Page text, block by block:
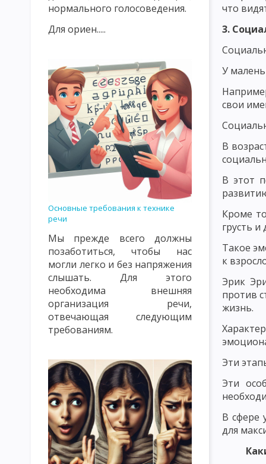
УЧЕБНЫЙ ПЛАН, УЧЕБНАЯ ПРОГРАММА, УЧЕБНАЯ
ОБЩАЯ ДИДАКТИКА И ЕЕ СОВРЕМЕННЫЕ ПРОБЛЕМЫ
МОДЕЛЬ ОБРАЗОВАТЕЛЬНОГО ПРОЦЕССА
СТИМУЛИРУЮЩЕЕ-МОТИВАЦИОННЫЙ КОМПОНЕНТ УЧЕБНОГО
ОЦЕНОЧНОСТНО-РЕЗУЛЬТАТИВНЫЙ КОМПОНЕНТ УЧЕБНОГО
СУЩНОСТЬ ДИДАКТИЧЕСКОГО ПРОЦЕССА СИСТЕМЫ ОБУЧЕНИЯ
ВОСПИТАТЕЛЬНАЯ И РАЗВИВАЮЩАЯ ФУНКЦИЯ УЧЕБНОГО
СОВРЕМЕННЫЕ ДИДАКТИЧЕСКИЕ СИСТЕМЫ
РАЗВЕТВЛЕННОЕ И СМЕШАННОЕ ПРОГРАММИРОВАНИЕ.
ПРАВИЛА СОЗДАНИЯ ПРОБЛЕМНЫХ СИТУАЦИЙ. УРОВНИ
ЛИЧНОСТНО ОРИЕНТИРОВАННОЕ ОБУЧЕНИЕ
ЦЕННОСТНО ОРИЕНТИРОВАННОЕ ВОСПИТАНИЕ ЗАКОНЫ
ДИДАКТИЧЕСКИЕ ПРИНЦИПЫ И ИХ КЛАССИФИКАЦИЯ
ПРИНЦИП ПРАКТИЧЕСКОЙ НАПРАВЛЕННОСТИ, СИСТЕМНОСТИ
ПРИНЦИП ОПТИМИЗАЦИИ ОБУЧЕНИЯ ПРИНЦИП
ПРИНЦИП НАГЛЯДНОСТИ В ОБУЧЕНИИ ПРИНЦИП
нормального голосоведения.
Для ориен.....
Основные требования к технике
речи
Мы прежде всего должны
позаботиться, чтобы нас
могли легко и без напряжения
слышать. Для этого
необходима внешняя
организация речи,
отвечающая следующим
требованиям.
что
3.
У
свои
В
В этот
Кроме
грусть
Такое
к
Эрик
против
жизнь.
Эти
Эти
В сфере
для